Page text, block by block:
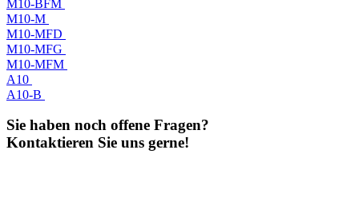
M10-BFM
M10-M
M10-MFD
M10-MFG
M10-MFM
A10
A10-B
Sie haben noch offene Fragen?
Kontaktieren Sie uns gerne!